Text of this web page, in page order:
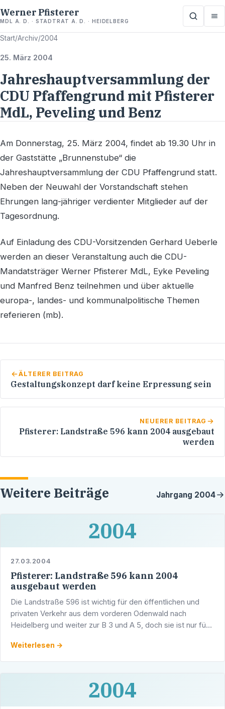
Werner Pfisterer
MDL A. D. · STADTRAT A. D. · HEIDELBERG
Start/Archiv/2004
25. März 2004
Jahreshauptversammlung der
CDU Pfaffengrund mit Pfisterer
MdL, Peveling und Benz
Am Donnerstag, 25. März 2004, findet ab 19.30 Uhr in
der Gaststätte „Brunnenstube“ die
Jahreshauptversammlung der CDU Pfaffengrund statt.
Neben der Neuwahl der Vorstandschaft stehen
Ehrungen lang-jähriger verdienter Mitglieder auf der
Tagesordnung.
Auf Einladung des CDU-Vorsitzenden Gerhard Ueberle
werden an dieser Veranstaltung auch die CDU-
Mandatsträger Werner Pfisterer MdL, Eyke Peveling
und Manfred Benz teilnehmen und über aktuelle
europa-, landes- und kommunalpolitische Themen
referieren (mb).
ÄLTERER BEITRAG
Gestaltungskonzept darf keine Erpressung sein
NEUERER BEITRAG
Pfisterer: Landstraße 596 kann 2004 ausgebaut
werden
Weitere Beiträge Jahrgang 2004
2004
27.03.2004
Pfisterer: Landstraße 596 kann 2004
ausgebaut werden
Die Landstraße 596 ist wichtig für den öffentlichen und
privaten Verkehr aus dem vorderen Odenwald nach
Heidelberg und weiter zur B 3 und A 5, doch sie ist nur fünf
Weiterlesen →
2004